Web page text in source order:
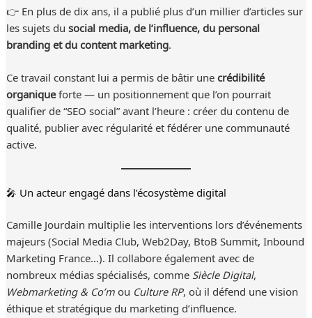
👉 En plus de dix ans, il a publié plus d’un millier d’articles sur
les sujets dusocial media, de l’influence, du personal
branding et du content marketing.
Ce travail constant lui a permis de bâtir unecrédibilité
organiqueforte — un positionnement que l’on pourrait
qualifier de “SEO social” avant l’heure : créer du contenu de
qualité, publier avec régularité et fédérer une communauté
active.
🎤 Un acteur engagé dans l’écosystème digital
Camille Jourdain multiplie les interventions lors d’événements
majeurs (Social Media Club, Web2Day, BtoB Summit, Inbound
Marketing France…). Il collabore également avec de
nombreux médias spécialisés, commeSiècle Digital,
Webmarketing & Co’mou Culture RP, où il défend une vision
éthique et stratégique du marketing d’influence.